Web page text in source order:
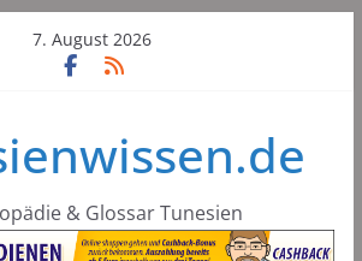
7. August 2026
& Glossar Tunesien